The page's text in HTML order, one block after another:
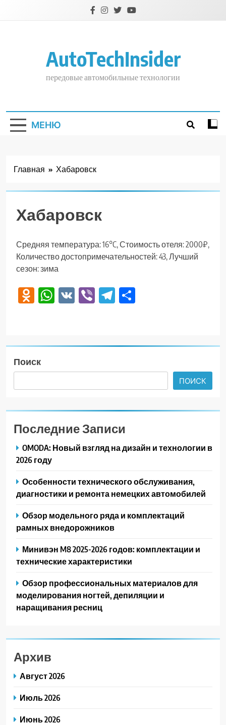
AutoTechInsider
передовые автомобильные технологии
МЕНЮ
Главная Хабаровск
Хабаровск
Средняя температура: 16°C, Стоимость отеля: 2000₽,
Количество достопримечательностей: 43, Лучший
сезон: зима
Odnoklassniki
WhatsApp
VK ViberTelegram
Поиск
ПОИСК
Последние Записи
OMODA: Новый взгляд на дизайн и технологии в
2026 году
Особенности технического обслуживания,
диагностики и ремонта немецких автомобилей
Обзор модельного ряда и комплектаций
рамных внедорожников
Минивэн M8 2025-2026 годов: комплектации и
технические характеристики
Обзор профессиональных материалов для
моделирования ногтей, депиляции и
наращивания ресниц
Архив
Август 2026
Июль 2026
Июнь 2026